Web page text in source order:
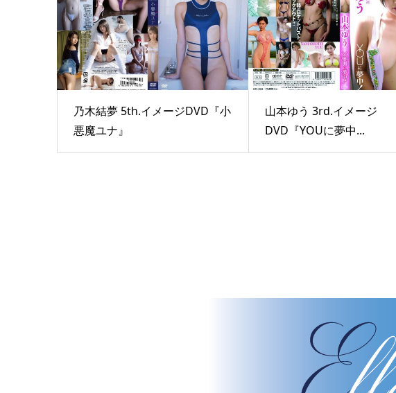
乃木結夢 5th.イメージDVD『小
悪魔ユナ』
山本ゆう 3rd.イメージ
DVD『YOUに夢中...